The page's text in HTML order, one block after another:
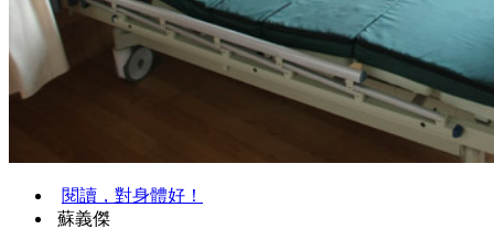
閱讀，對身體好！
蘇義傑